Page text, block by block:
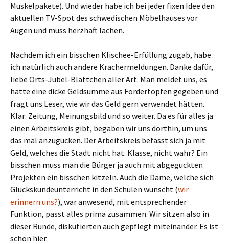
Muskelpakete). Und wieder habe ich bei jeder fixen Idee den
aktuellen TV-Spot des schwedischen Möbelhauses vor
Augen und muss herzhaft lachen.
Nachdem ich ein bisschen Klischee-Erfüllung zugab, habe
ich natürlich auch andere Krachermeldungen. Danke dafür,
liebe Orts-Jubel-Blättchen aller Art. Man meldet uns, es
hätte eine dicke Geldsumme aus Fördertöpfen gegeben und
fragt uns Leser, wie wir das Geld gern verwendet hätten.
Klar: Zeitung, Meinungsbild und so weiter. Da es für alles ja
einen Arbeitskreis gibt, begaben wir uns dorthin, um uns
das mal anzugucken. Der Arbeitskreis befasst sich ja mit
Geld, welches die Stadt nicht hat. Klasse, nicht wahr? Ein
bisschen muss man die Bürger ja auch mit abgeguckten
Projekten ein bisschen kitzeln. Auch die Dame, welche sich
Glückskundeunterricht in den Schulen wünscht (wir
erinnern uns?), war anwesend, mit entsprechender
Funktion, passt alles prima zusammen. Wir sitzen also in
dieser Runde, diskutierten auch gepflegt miteinander. Es ist
schön hier.